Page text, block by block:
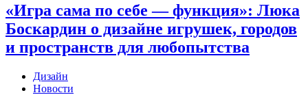
«Игра сама по себе — функция»: Люка
Боскардин о дизайне игрушек, городов
и пространств для любопытства
Дизайн
Новости